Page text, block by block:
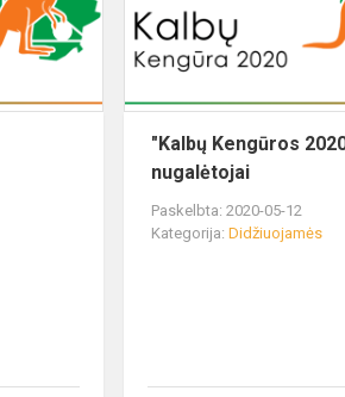
"Kalbų Kengūros
nugalėtojai
Paskelbta: 2020-05-12
Kategorija:Didžiuojamės